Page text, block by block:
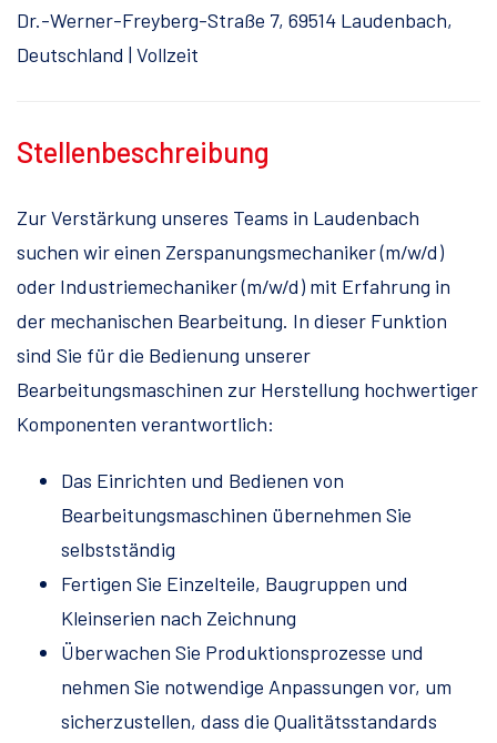
Dr.-Werner-Freyberg-Straße 7, 69514 Laudenbach,
Deutschland | Vollzeit
Stellenbeschreibung
Zur Verstärkung unseres Teams in Laudenbach
suchen wir einen Zerspanungsmechaniker (m/w/d)
oder Industriemechaniker (m/w/d) mit Erfahrung in
der mechanischen Bearbeitung. In dieser Funktion
sind Sie für die Bedienung unserer
Bearbeitungsmaschinen zur Herstellung hochwertiger
Komponenten verantwortlich:
Das Einrichten und Bedienen von
Bearbeitungsmaschinen übernehmen Sie
selbstständig
Fertigen Sie Einzelteile, Baugruppen und
Kleinserien nach Zeichnung
Überwachen Sie Produktionsprozesse und
nehmen Sie notwendige Anpassungen vor, um
sicherzustellen, dass die Qualitätsstandards